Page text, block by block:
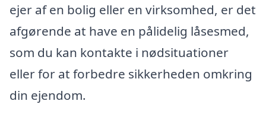
ejer af en bolig eller en virksomhed, er det
afgørende at have en pålidelig låsesmed,
som du kan kontakte i nødsituationer
eller for at forbedre sikkerheden omkring
din ejendom.